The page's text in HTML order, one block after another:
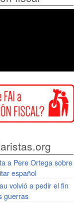
a Pere Ortega sobre
español
volvió a pedir el fin
guerras